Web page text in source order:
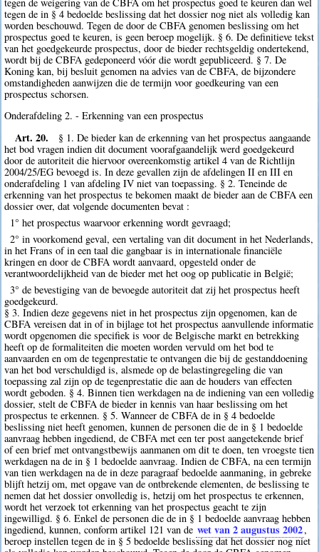
tegen de in § 4 bedoelde beslissing dat het dossier nog niet als volledig kan
worden beschouwd. Tegen de door de CBFA genomen beslissing om het
prospectus goed te keuren, is geen beroep mogelijk. § 6. De definitieve tekst
van het goedgekeurde prospectus, door de bieder rechtsgeldig ondertekend,
wordt bij de CBFA gedeponeerd vóór die wordt gepubliceerd. § 7. De
Koning kan, bij besluit genomen na advies van de CBFA, de bijzondere
omstandigheden aanwijzen die de termijn voor goedkeuring van een
prospectus schorsen.
Onderafdeling 2. - Erkenning van een prospectus
Art. 20.
§ 1. De bieder kan de erkenning van het prospectus aangaande
het bod vragen indien dit document voorafgaandelijk werd goedgekeurd
door de autoriteit die hiervoor overeenkomstig artikel 4 van de Richtlijn
2004/25/EG bevoegd is. In deze gevallen zijn de afdelingen II en III en
onderafdeling 1 van afdeling IV niet van toepassing. § 2. Teneinde de
erkenning van het prospectus te bekomen maakt de bieder aan de CBFA een
dossier over, dat volgende documenten bevat :
1° het prospectus waarvoor erkenning wordt gevraagd;
2° in voorkomend geval, een vertaling van dit document in het Nederlands,
in het Frans of in een taal die gangbaar is in internationale financiële
kringen en door de CBFA wordt aanvaard, opgesteld onder de
verantwoordelijkheid van de bieder met het oog op publicatie in België;
3° de bevestiging van de bevoegde autoriteit dat zij het prospectus heeft
goedgekeurd.
§ 3. Indien deze gegevens niet in het prospectus zijn opgenomen, kan de
CBFA vereisen dat in of in bijlage tot het prospectus aanvullende informatie
wordt opgenomen die specifiek is voor de Belgische markt en betrekking
heeft op de formaliteiten die moeten worden vervuld om het bod te
aanvaarden en om de tegenprestatie te ontvangen die bij de gestanddoening
van het bod verschuldigd is, alsmede op de belastingregeling die van
toepassing zal zijn op de tegenprestatie die aan de houders van effecten
wordt geboden. § 4. Binnen tien werkdagen na de indiening van een volledig
dossier, stelt de CBFA de bieder in kennis van haar beslissing om het
prospectus te erkennen. § 5. Wanneer de CBFA de in § 4 bedoelde
beslissing niet heeft genomen, kunnen de personen die de in § 1 bedoelde
aanvraag hebben ingediend, de CBFA met een ter post aangetekende brief
of een brief met ontvangstbewijs aanmanen om dit te doen, ten vroegste tien
werkdagen na de in § 1 bedoelde aanvraag. Indien de CBFA, na een termijn
van tien werkdagen na de in deze paragraaf bedoelde aanmaning, in gebreke
blijft hetzij om, met opgave van de ontbrekende elementen, de beslissing te
nemen dat het dossier onvolledig is, hetzij om het prospectus te erkennen,
wordt het verzoek tot erkenning van het prospectus geacht te zijn
ingewilligd. § 6. Enkel de personen die de in § 1 bedoelde aanvraag hebben
ingediend, kunnen, conform artikel 121 van de wet van 2 augustus 2002,
beroep instellen tegen de in § 5 bedoelde beslissing dat het dossier nog niet